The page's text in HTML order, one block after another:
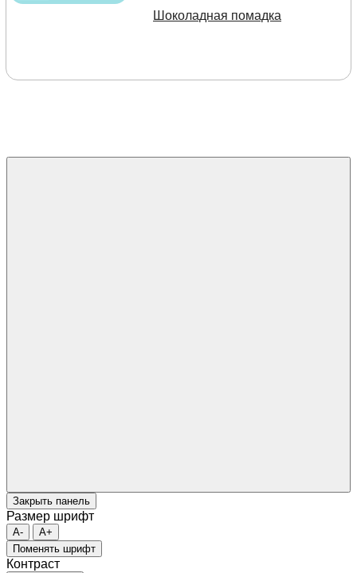
Шоколадная помадка
Закрыть панель
Размер шрифт
A-
A+
Поменять шрифт
Контраст